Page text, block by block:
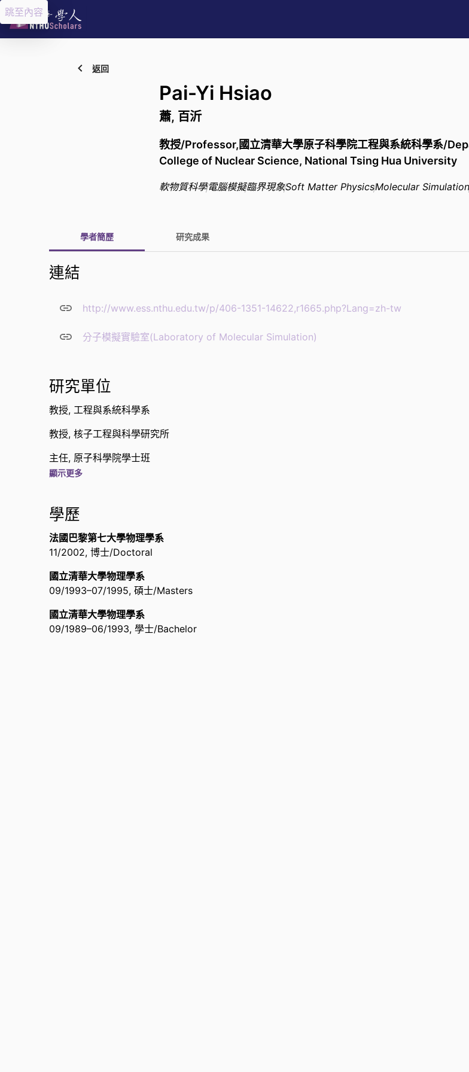
跳至內容
返回
Pai-Yi Hsiao
蕭, 百沂
教授/Professor,國立清華大學原子科學院工程與系統科學系/
College of Nuclear Science, National Tsing Hua University
軟物質科學電腦模擬臨界現象Soft Matter PhysicsMolecular Simulation
學者簡歷 研究成果
連結
http://www.ess.nthu.edu.tw/p/406-1351-14622,r1665.php?Lang=zh-tw
分子模擬實驗室(Laboratory of Molecular Simulation)
研究單位
教授, 工程與系統科學系
教授, 核子工程與科學研究所
主任, 原子科學院學士班
副系主任,
副教授,
助理教授,工程與系統科學系
博士後研究,美國伊利諾大學Urbana-Champaign校區材料科學與工程學系
顯示更多
學歷
法國巴黎第七大學物理學系
11/2002, 博士/Doctoral
國立清華大學物理學系
09/1993–07/1995, 碩士/Masters
國立清華大學物理學系
09/1989–06/1993, 學士/Bachelor